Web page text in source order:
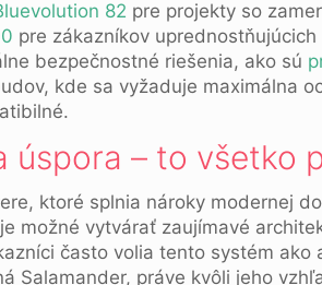
82 pre projekty so
pre zákazníkov
bezpečnostné riešenia, ako sú
kde sa vyžaduje maximálna
úspora – to všetko
ktoré splnia nároky modernej
možné vytvárať zaujímavé
často volia tento systém
Salamander, práve kvôli jeho